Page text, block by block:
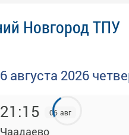
Новгород ТПУ
августа 2026
21:15 06 авг
Чаадаево